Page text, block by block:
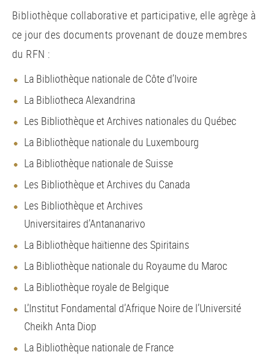
Bibliothèque collaborative et participative, elle agrège à
ce jour des documents provenant de douze membres
du RFN :
La Bibliothèque nationale de Côte d’Ivoire
La Bibliotheca Alexandrina
Les Bibliothèque et Archives nationales du Québec
La Bibliothèque nationale du Luxembourg
La Bibliothèque nationale de Suisse
Les Bibliothèque et Archives du Canada
Les Bibliothèque et Archives
Universitaires d’Antananarivo
La Bibliothèque haïtienne des Spiritains
La Bibliothèque nationale du Royaume du Maroc
La Bibliothèque royale de Belgique
L’Institut Fondamental d’Afrique Noire de l’Université
Cheikh Anta Diop
La Bibliothèque nationale de France